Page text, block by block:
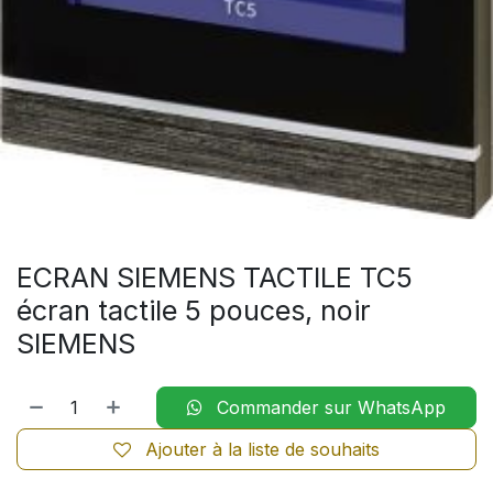
ECRAN SIEMENS TACTILE TC5
écran tactile 5 pouces, noir
SIEMENS
Commander sur WhatsApp
Ajouter à la liste de souhaits